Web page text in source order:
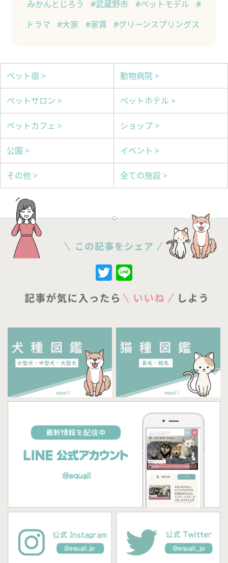
みかんとじろう #武蔵野市 #ペットモデル
#
ドラマ
#大家 #家賃 #グリーンスプリングス
ペット宿 > 動物病院 >
ペットサロン > ペットホテル >
ペットカフェ > ショップ >
公園 > イベント >
その他 > 全ての施設 >
Twitter